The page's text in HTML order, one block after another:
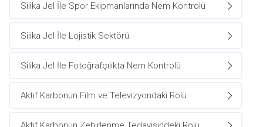
Silika Jel İle Spor Ekipmanlarında Nem Kontrolü
Silika Jel İle Lojistik Sektörü
Silika Jel İle Fotoğrafçılıkta Nem Kontrolü
Aktif Karbonun Film ve Televizyondaki Rolü